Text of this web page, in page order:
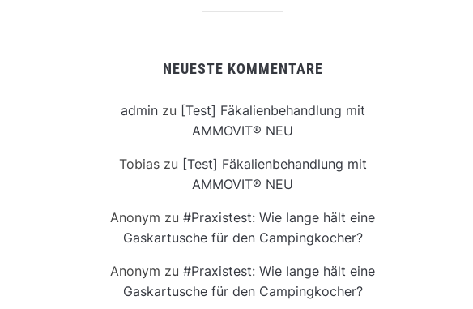
NEUESTE KOMMENTARE
adminzu [Test] Fäkalienbehandlung mit
AMMOVIT® NEU
Tobiaszu [Test] Fäkalienbehandlung mit
AMMOVIT® NEU
Anonym zu #Praxistest: Wie lange hält eine
Gaskartusche für den Campingkocher?
Anonym zu #Praxistest: Wie lange hält eine
Gaskartusche für den Campingkocher?